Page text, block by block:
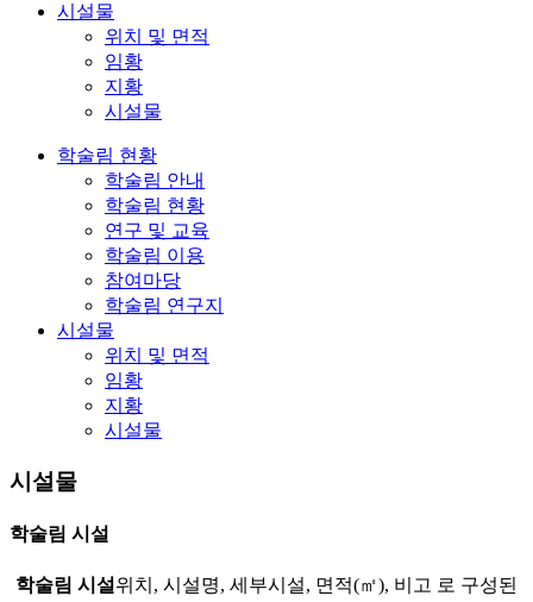
시설물
위치 및 면적
임황
지황
시설물
학술림 현황
학술림 안내
학술림 현황
연구 및 교육
학술림 이용
참여마당
학술림 연구지
시설물
위치 및 면적
임황
지황
시설물
시설물
학술림 시설
학술림 시설 위치, 시설명, 세부시설, 면적(㎡), 비고 로 구성된